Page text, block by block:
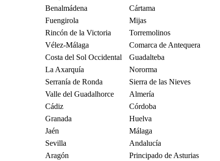
Benalmádena
Cártama
Fuengirola
Mijas
Rincón de la Victoria
Torremolinos
Vélez-Málaga
Comarca de Antequera
Costa del Sol Occidental
Guadalteba
La Axarquía
Nororma
Serranía de Ronda
Sierra de las Nieves
Valle del Guadalhorce
Almería
Cádiz
Córdoba
Granada
Huelva
Jaén
Málaga
Sevilla
Andalucía
Aragón
Principado de Asturias